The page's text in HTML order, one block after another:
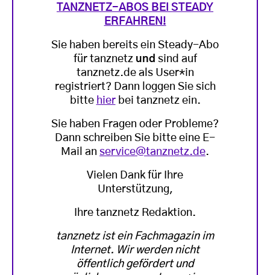
TANZNETZ-ABOS BEI STEADY
ERFAHREN!
Sie haben bereits ein Steady-Abo
für tanznetz und sind auf
tanznetz.de als User*in
registriert? Dann loggen Sie sich
bitte hierbei tanznetz ein.
Sie haben Fragen oder Probleme?
Dann schreiben Sie bitte eine E-
Mail an service@tanznetz.de.
Vielen Dank für Ihre
Unterstützung,
Ihre tanznetz Redaktion.
tanznetz ist ein Fachmagazin im
Internet. Wir werden nicht
öffentlich gefördert und